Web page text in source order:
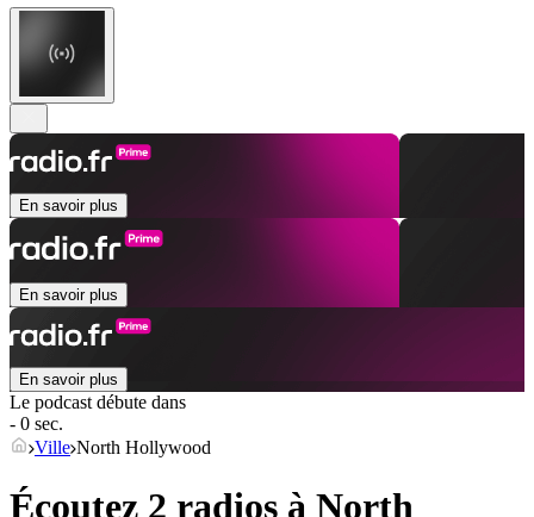
En savoir plus
En savoir plus
En savoir plus
Le podcast débute dans
- 0 sec.
Ville North Hollywood
Écoutez 2 radios à North